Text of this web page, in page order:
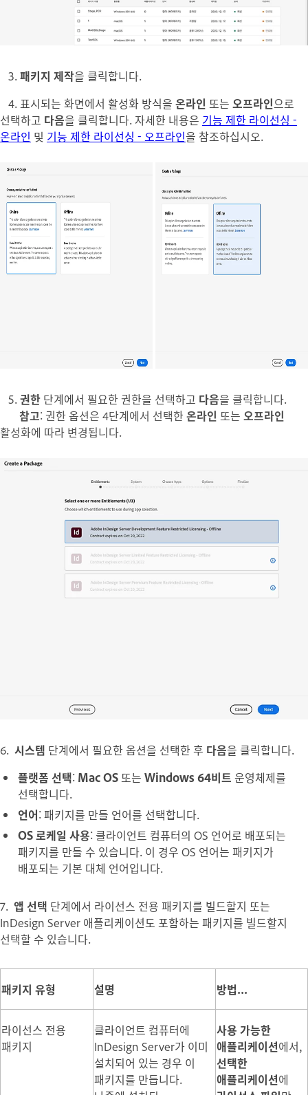
3.패키지 제작을 클릭합니다.
4. 표시되는 화면에서 활성화 방식을 온라인 또는 오프라인으로
선택하고 다음을 클릭합니다. 자세한 내용은 기능 제한 라이선싱 -
온라인 및 기능 제한 라이선싱 - 오프라인을 참조하십시오.
5.권한 단계에서 필요한 권한을 선택하고 다음을 클릭합니다.
참고: 권한 옵션은 4단계에서 선택한 온라인 또는 오프라인
활성화에 따라 변경됩니다.
6. 시스템 단계에서 필요한 옵션을 선택한 후 다음을 클릭합니다.
플랫폼 선택: Mac OS 또는 Windows 64비트 운영체제를
선택합니다.
언어: 패키지를 만들 언어를 선택합니다.
OS 로케일 사용: 클라이언트 컴퓨터의 OS 언어로 배포되는
패키지를 만들 수 있습니다. 이 경우 OS 언어는 패키지가
배포되는 기본 대체 언어입니다.
7. 앱 선택 단계에서 라이선스 전용 패키지를 빌드할지 또는
InDesign Server 애플리케이션도 포함하는 패키지를 빌드할지
선택할 수 있습니다.
패키지 유형 설명 방법...
라이선스 전용
패키지
클라이언트 컴퓨터에
InDesign Server가 이미
설치되어 있는 경우 이
패키지를 만듭니다.
사용 가능한
애플리케이션에서,
선택한
애플리케이션에